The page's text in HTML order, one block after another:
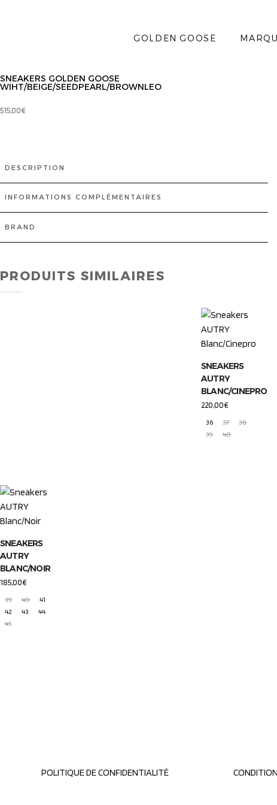
GOLDEN GOOSE
SNEAKERS GOLDEN GOOSE
WIHT/BEIGE/SEEDPEARL/BROWNLEO
515,00€
DESCRIPTION
INFORMATIONS COMPLÉMENTAIRES
BRAND
PRODUITS SIMILAIRES
SNEAKERS
AUTRY
BLANC/CINEPRO
220,00€
36
37
38
39
40
SNEAKERS
AUTRY
BLANC/NOIR
185,00€
39
40
41
42
43
44
45
POLITIQUE DE CONFIDENTIALITÉ